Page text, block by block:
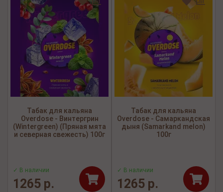
Табак для кальяна
Overdose - Винтергрин
(Wintergreen) (Пряная мята
и северная свежесть) 100г
✓ В наличии
1265 р.
Табак для кальяна
Overdose - Самаркандская
дыня (Samarkand melon)
100г
✓ В наличии
1265 р.